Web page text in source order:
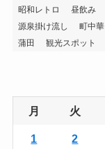
昭和レトロ
昼飲み
源泉掛け流し
町中華
蒲田
観光スポット
月 火
1 2